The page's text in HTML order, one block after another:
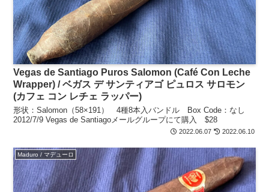
Vegas de Santiago Puros Salomon (Café Con Leche
Wrapper) / ベガス デ サンティアゴ ピュロス サロモン
(カフェ コン レチェ ラッパー)
形状：Salomon（58×191） 4種8本入バンドル Box Code：なし
2012/7/9 Vegas de Santiagoメールグループにて購入 $28
2022.06.07 2022.06.10
Maduro / マデューロ